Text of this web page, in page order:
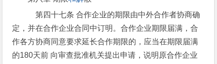
第四十七条 合作企业的期限由中外合作者协商确
定，并在合作企业合同中订明。合作企业期限届满，合
作各方协商同意要求延长合作期限的，应当在期限届满
的180天前 向审查批准机关提出申请，说明原合作企业